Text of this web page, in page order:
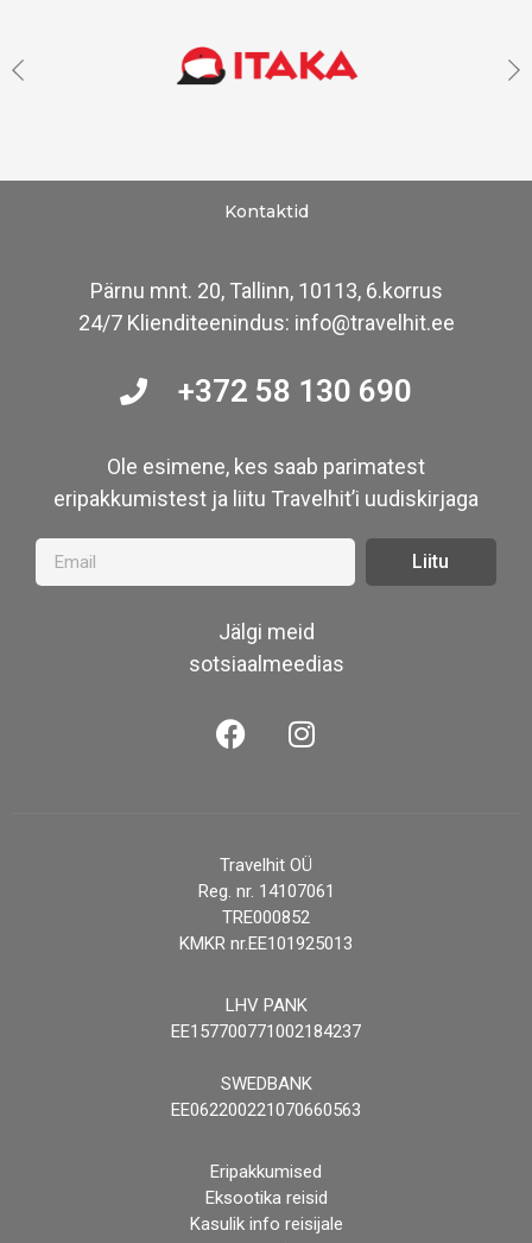
Kontaktid
Pärnu mnt. 20, Tallinn, 10113, 6.korrus
24/7 Klienditeenindus: info@travelhit.ee
+372 58 130 690
Ole esimene, kes saab parimatest
eripakkumistest ja liitu Travelhit’i uudiskirjaga
Liitu
Jälgi meid
sotsiaalmeedias
Travelhit OÜ
Reg. nr. 14107061
TRE000852
KMKR nr.EE101925013
LHV PANK
EE157700771002184237
SWEDBANK
EE062200221070660563
Eripakkumised
Eksootika reisid
Kasulik info reisijale